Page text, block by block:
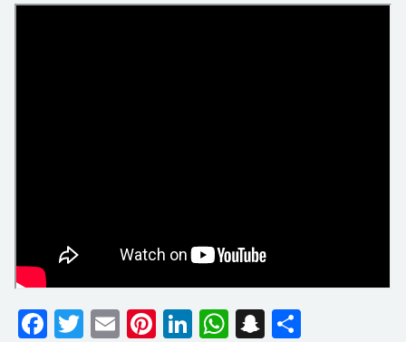
Facebook
Twitter
EmailPinterest
LinkedIn
WhatsApp
Snapchat